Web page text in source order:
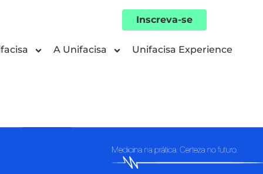
Inscreva-se
A Unifacisa Unifacisa Experience